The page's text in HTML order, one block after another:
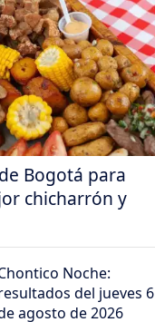
Bogotá para
chicharrón y
Noche:
del jueves 6
agosto de 2026